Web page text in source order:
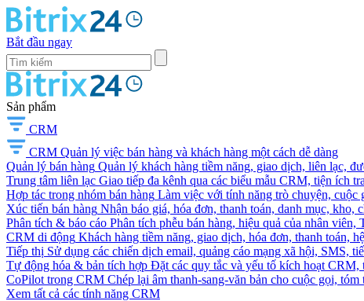
Bắt đầu ngay
Sản phẩm
CRM
CRM Quản lý việc bán hàng và khách hàng một cách dễ dàng
Quản lý bán hàng Quản lý khách hàng tiềm năng, giao dịch, liên lạc,
Trung tâm liên lạc Giao tiếp đa kênh qua các biểu mẫu CRM, tiện ích
Hợp tác trong nhóm bán hàng Làm việc với tính năng trò chuyện,
Xúc tiến bán hàng Nhận báo giá, hóa đơn, thanh toán, danh mục,
Phân tích & báo cáo Phân tích phễu bán hàng, hiệu quả của nhân viên,
CRM di động Khách hàng tiềm năng, giao dịch, hóa đơn, thanh toán,
Tiếp thị Sử dụng các chiến dịch email, quảng cáo mạng xã hội, SMS,
Tự động hóa & bản tích hợp Đặt các quy tắc và yếu tố kích hoạt
CoPilot trong CRM Chép lại âm thanh-sang-văn bản cho cuộc gọi,
Xem tất cả các tính năng CRM